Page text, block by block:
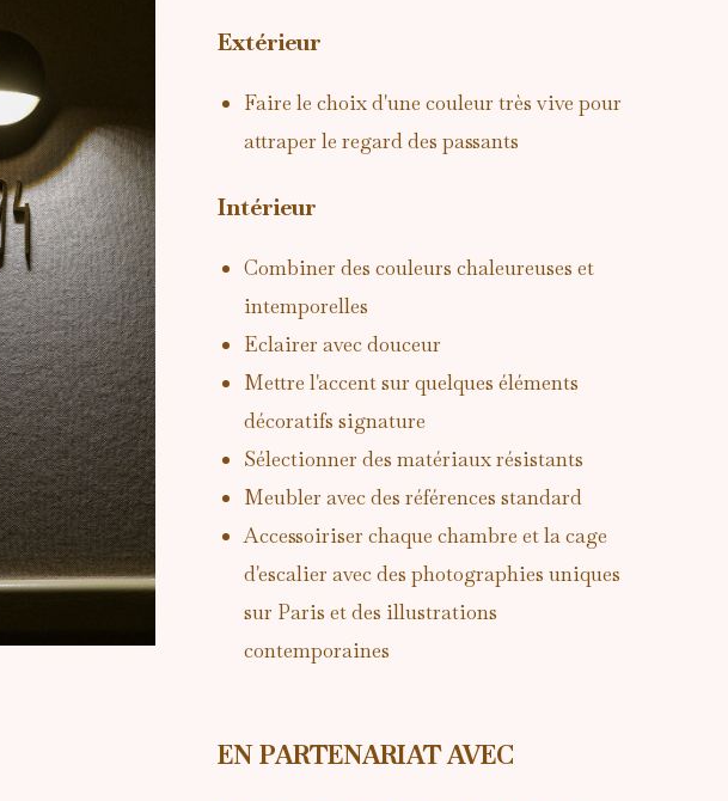
Extérieur
Faire le choix d'une couleur très vive pour
attraper le regard des passants
Intérieur
Combiner des couleurs chaleureuses et
intemporelles
Eclairer avec douceur
Mettre l'accent sur quelques éléments
décoratifs signature
Sélectionner des matériaux résistants
Meubler avec des références standard
Accessoiriser chaque chambre et la cage
d'escalier avec des photographies uniques
sur Paris et des illustrations
contemporaines
EN PARTENARIAT AVEC